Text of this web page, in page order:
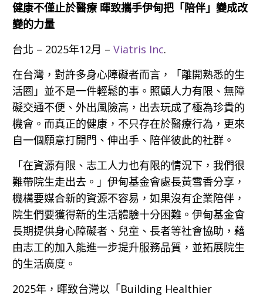
健康不僅止於醫療 暉致攜手伊甸把「陪伴」變成改
變的力量
台北 – 2025年12月 – Viatris Inc.
在台灣，對許多身心障礙者而言，「離開熟悉的生
活圈」並不是一件輕鬆的事。照顧人力有限、無障
礙交通不便、外出風險高，出去玩成了極為珍貴的
機會。而真正的健康，不只存在於醫療行為，更來
自一個願意打開門、伸出手、陪伴彼此的社群。
「在資源有限、志工人力也有限的情況下，我們很
難帶院生走出去。」伊甸基金會處長黃雪香分享，
機構要媒合新的資源不容易，如果沒有企業陪伴，
院生們要獲得新的生活體驗十分困難。伊甸基金會
長期提供身心障礙者、兒童、長者等社會協助，藉
由志工的加入能進一步提升服務品質，並拓展院生
的生活廣度。
2025年，暉致台灣以「Building Healthier